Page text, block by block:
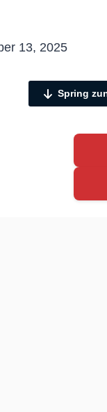
13, 2025
Spring